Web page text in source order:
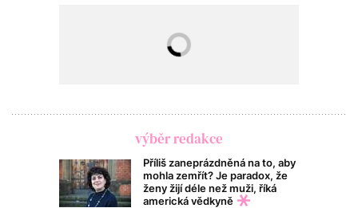
výběr redakce
Příliš zaneprázdněná na to, aby
mohla zemřít? Je paradox, že
ženy žijí déle než muži, říká
americká vědkyně